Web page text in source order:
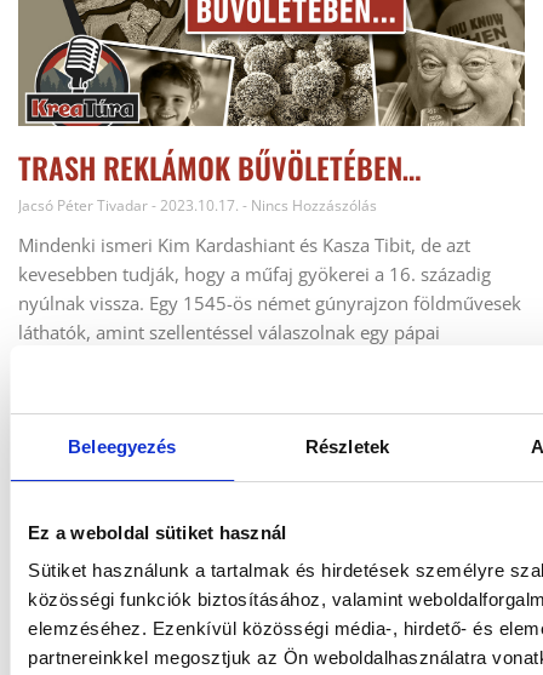
Beleegyezés Részletek
Ez a weboldal sütiket használ
Sütiket használunk a tartalmak és hirdetések személyre
közösségi funkciók biztosításához, valamint
elemzéséhez. Ezenkívül közösségi média-, hirdető- és
partnereinkkel megosztjuk az Ön weboldalhasználatra
TRASH REKLÁMOK BŰVÖLETÉBEN…
Jacsó Péter Tivadar 2023.10.17. Nincs Hozzászólás
Mindenki ismeri Kim Kardashiant és Kasza Tibit, de azt
kevesebben tudják, hogy a műfaj gyökerei a 16. századig
nyúlnak vissza. Egy 1545-ös német gúnyrajzon földművesek
láthatók, amint szellentéssel válaszolnak egy pápai